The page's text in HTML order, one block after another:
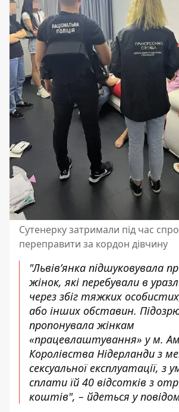
Сутенерку затримали під час
переправити за кордон дівчину
"Львів’янка підшуковувала
жінок, які перебували в
через збіг тяжких
або інших обставин.
пропонувала жінкам
«працевлаштування» у м.
Королівства Нідерланди з
сексуальної експлуатації, з
сплати їй 40 відсотків з
коштів", – йдеться у